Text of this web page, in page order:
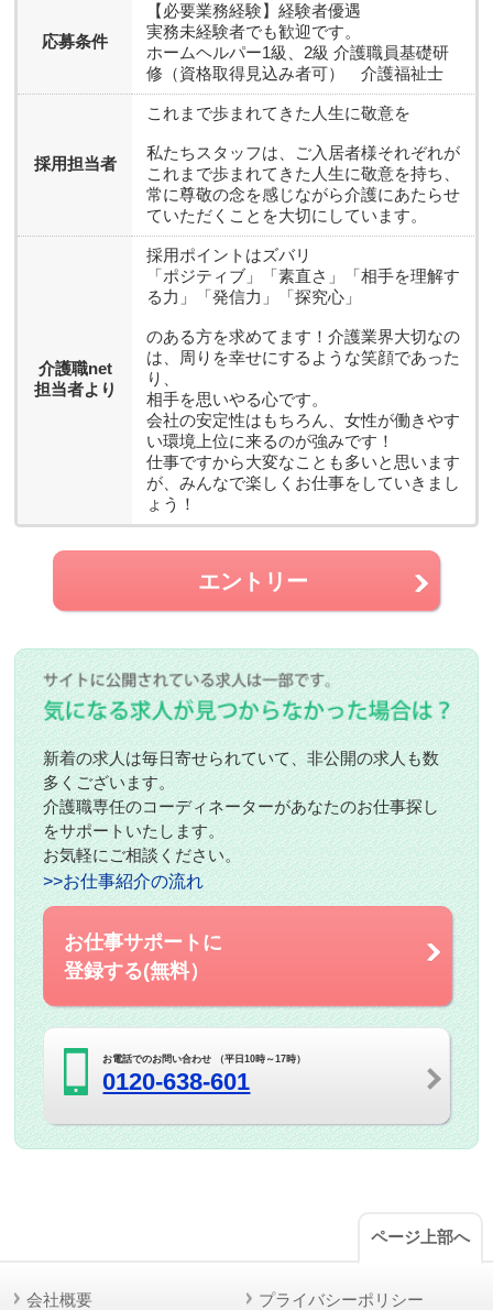
応募条件
【必要業務経験】経験者優遇
実務未経験者でも歓迎です。
ホームヘルパー1級、2級 介護職員基礎研
修（資格取得見込み者可） 介護福祉士
採用担当者
これまで歩まれてきた人生に敬意を
私たちスタッフは、ご入居者様それぞれが
これまで歩まれてきた人生に敬意を持ち、
常に尊敬の念を感じながら介護にあたらせ
ていただくことを大切にしています。
介護職net
担当者より
採用ポイントはズバリ
「ポジティブ」「素直さ」「相手を理解す
る力」「発信力」「探究心」
のある方を求めてます！介護業界大切なの
は、周りを幸せにするような笑顔であった
り、
相手を思いやる心です。
会社の安定性はもちろん、女性が働きやす
い環境上位に来るのが強みです！
仕事ですから大変なことも多いと思います
が、みんなで楽しくお仕事をしていきまし
ょう！
エントリー
新着の求人は毎日寄せられていて、非公開の求人も数
多くございます。
介護職専任のコーディネーターがあなたのお仕事探し
をサポートいたします。
お気軽にご相談ください。
>>お仕事紹介の流れ
お仕事サポートに
登録する(無料）
お電話でのお問い合わせ （平日10時～17時）
0120-638-601
ページ上部へ
会社概要 プライバシーポリシー